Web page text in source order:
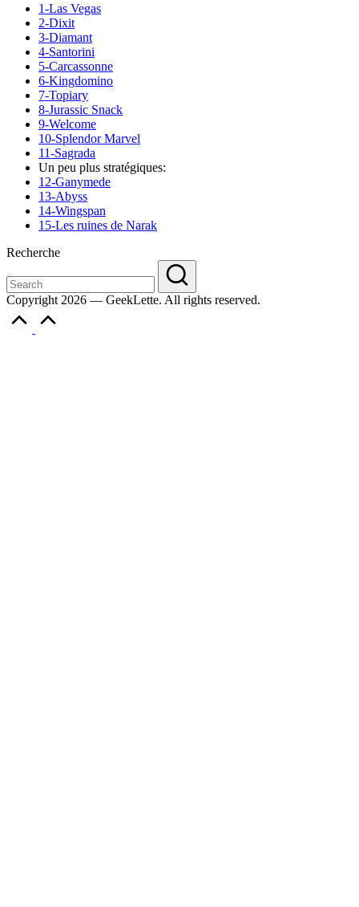
1-Las Vegas
2-Dixit
3-Diamant
4-Santorini
5-Carcassonne
6-Kingdomino
7-Topiary
8-Jurassic Snack
9-Welcome
10-Splendor Marvel
11-Sagrada
Un peu plus stratégiques:
12-Ganymede
13-Abyss
14-Wingspan
15-Les ruines de Narak
Recherche
Copyright 2026 — GeekLette. All rights reserved.